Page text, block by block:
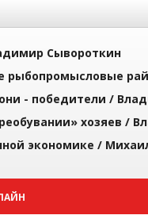
Сывороткин
рыбопромысловые
- победители /
хозяев /
экономике /